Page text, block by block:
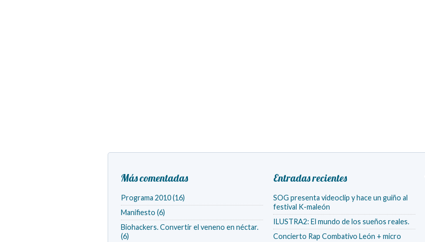
Más comentadas
Programa 2010 (16)
Manifiesto (6)
Biohackers. Convertir el veneno en néctar.
(6)
Entradas recientes
SOG presenta videoclip y hace un guiño al
festival K-maleón
ILUSTRA2: El mundo de los sueños reales.
Concierto Rap Combativo León + micro